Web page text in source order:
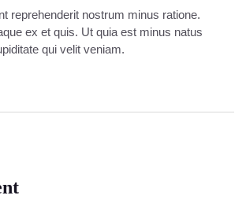
reprehenderit nostrum minus ratione.
ex et quis. Ut quia est minus natus
qui velit veniam.